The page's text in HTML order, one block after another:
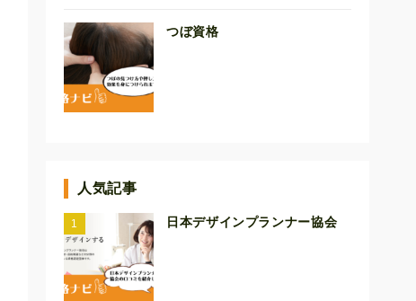
つぼ資格
人気記事
日本デザインプランナー協会